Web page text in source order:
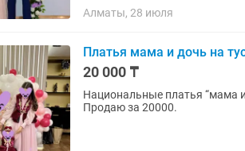
Алматы, 28 июля
Платья мама и дочь на
20 000 ₸
Национальные платья “мама
Продаю за 20000.